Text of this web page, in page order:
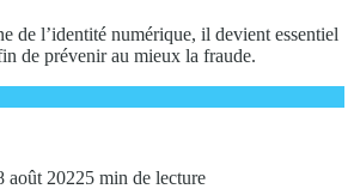
de l’identité numérique, il devient essentiel
de prévenir au mieux la fraude.
août 20225 min de lecture